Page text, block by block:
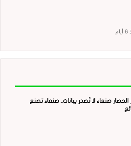
الحصار صنعاء لا تُصدر بيانات.. صنعاء تصنع